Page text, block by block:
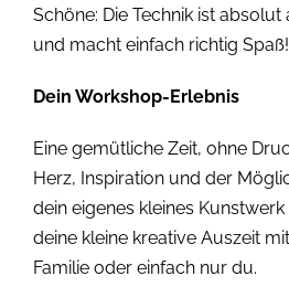
Schöne: Die Technik ist
und macht einfach richtig Spaß!
Dein Workshop-Erlebnis
Eine gemütliche Zeit, ohne
Herz, Inspiration und der
dein eigenes kleines
deine kleine kreative Auszeit
Familie oder einfach nur du.